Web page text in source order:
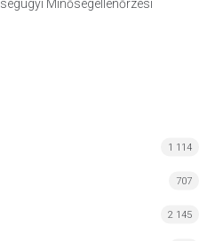
Minőségellenőrzési
1 114
707
2 145